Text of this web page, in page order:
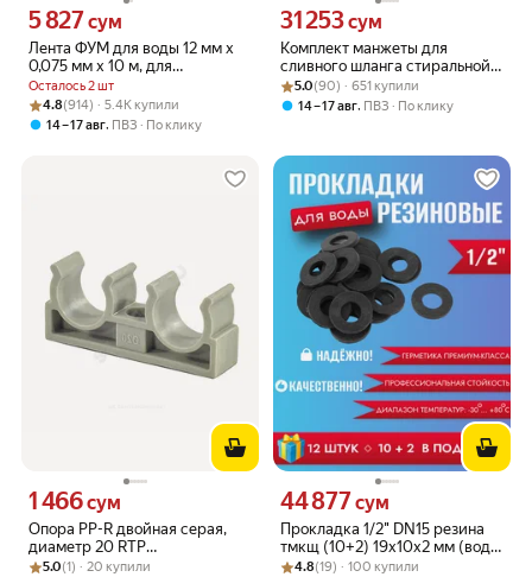
Лента ФУМ для воды 12 мм x
0,075 мм x 10 м, для
герметизации соединений
Осталось 2 шт
Цена 5827 сум вместо
5 827сум
Рейтинг товара: 4.8 из 5
Оценок: (914) · 5.4K купили
4.8(914) · 5.4K купили
14 – 17 авг, ПВЗ По клику
Комплект манжеты для
сливного шланга стиральной,
сушильной машины
канализационная
Цена 31253 сум вместо
31 253сум
Рейтинг товара: 5.0 из 5
Оценок: (90) · 651 купили
5.0(90) · 651 купили
14 – 17 авг, ПВЗ По клику
Опора PP-R двойная серая,
диаметр 20 RTP
(РосТурПласт) 10971
Цена 1466 сум вместо
1 466сум
Рейтинг товара: 5.0 из 5
Оценок: (1) · 20 купили
5.0(1) · 20 купили
Прокладка 1/2" DN15 резина
тмкщ (10+2) 19х10х2 мм (вода,
отопление)
Цена 44877 сум вместо
44 877сум
Рейтинг товара: 4.8 из 5
Оценок: (19) · 100 купили
4.8(19) · 100 купили